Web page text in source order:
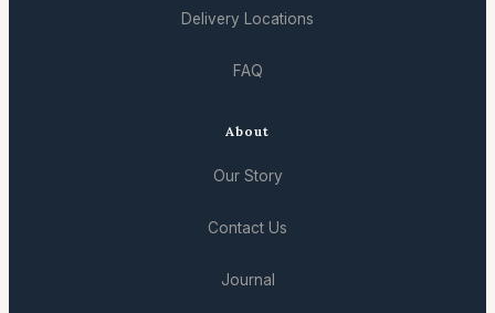
Delivery Locations
FAQ
About
Our Story
Contact Us
Journal